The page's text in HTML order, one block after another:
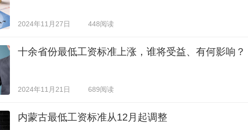
2024年11月27日 448阅读
十余省份最低工资标准上涨，谁将受益、有何影响？
2024年11月21日 689阅读
内蒙古最低工资标准从12月起调整